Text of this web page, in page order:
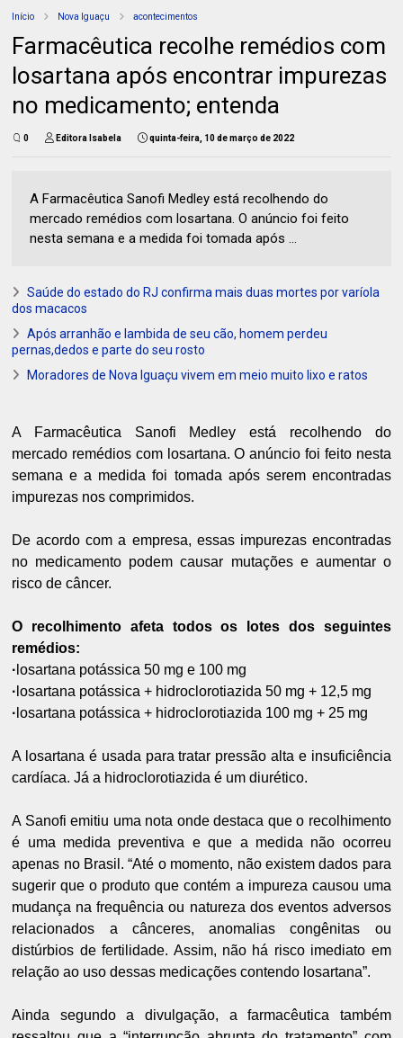
Início Nova Iguaçu acontecimentos
Farmacêutica recolhe remédios com
losartana após encontrar impurezas
no medicamento; entenda
0 Editora Isabela quinta-feira, 10 de março de 2022
A Farmacêutica Sanofi Medley está recolhendo do
mercado remédios com losartana. O anúncio foi feito
nesta semana e a medida foi tomada após ...
Saúde do estado do RJ confirma mais duas mortes por varíola
dos macacos
Após arranhão e lambida de seu cão, homem perdeu
pernas,dedos e parte do seu rosto
Moradores de Nova Iguaçu vivem em meio muito lixo e ratos
A Farmacêutica Sanofi Medley está recolhendo do
mercado remédios com losartana. O anúncio foi feito nesta
semana e a medida foi tomada após serem encontradas
impurezas nos comprimidos.
De acordo com a empresa, essas impurezas encontradas
no medicamento podem causar mutações e aumentar o
risco de câncer.
O recolhimento afeta todos os lotes dos seguintes
remédios:
· losartana potássica 50 mg e 100 mg
· losartana potássica + hidroclorotiazida 50 mg + 12,5 mg
· losartana potássica + hidroclorotiazida 100 mg + 25 mg
A losartana é usada para tratar pressão alta e insuficiência
cardíaca. Já a hidroclorotiazida é um diurético.
A Sanofi emitiu uma nota onde destaca que o recolhimento
é uma medida preventiva e que a medida não ocorreu
apenas no Brasil. “Até o momento, não existem dados para
sugerir que o produto que contém a impureza causou uma
mudança na frequência ou natureza dos eventos adversos
relacionados a cânceres, anomalias congênitas ou
distúrbios de fertilidade. Assim, não há risco imediato em
relação ao uso dessas medicações contendo losartana”.
Ainda segundo a divulgação, a farmacêutica também